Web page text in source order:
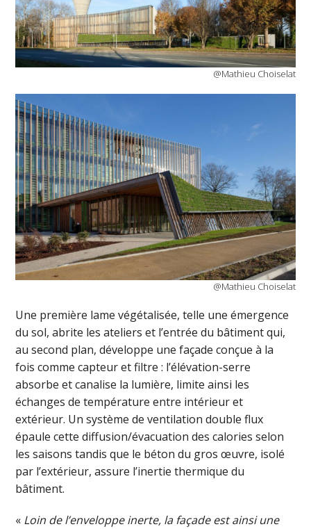
@Mathieu Choiselat
@Mathieu Choiselat
Une première lame végétalisée, telle une émergence
du sol, abrite les ateliers et l’entrée du bâtiment qui,
au second plan, développe une façade conçue à la
fois comme capteur et filtre : l’élévation-serre
absorbe et canalise la lumière, limite ainsi les
échanges de température entre intérieur et
extérieur. Un système de ventilation double flux
épaule cette diffusion/évacuation des calories selon
les saisons tandis que le béton du gros œuvre, isolé
par l’extérieur, assure l’inertie thermique du
bâtiment.
« Loin de l’enveloppe inerte, la façade est ainsi une